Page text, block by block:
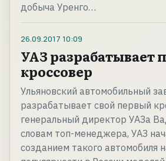
добыча Уренго…
26.09.2017 10:09
УАЗ разрабатывает
кроссовер
Ульяновский автомобильный
разрабатывает свой первый
генеральный директор УАЗа
словам топ-менеджера, УАЗ
созданием такого автомобиля